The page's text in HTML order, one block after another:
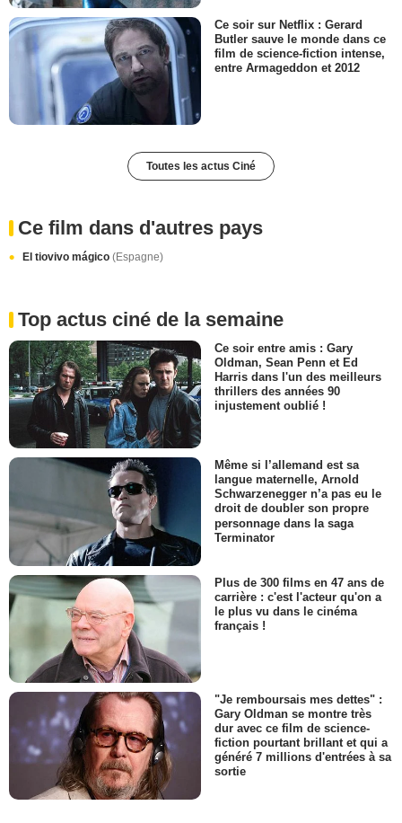
Ce soir sur Netflix : Gerard
Butler sauve le monde dans ce
film de science-fiction intense,
entre Armageddon et 2012
Toutes les actus Ciné
Ce film dans d'autres pays
El tiovivo mágico (Espagne)
Top actus ciné de la semaine
Ce soir entre amis : Gary
Oldman, Sean Penn et Ed
Harris dans l'un des meilleurs
thrillers des années 90
injustement oublié !
Même si l’allemand est sa
langue maternelle, Arnold
Schwarzenegger n’a pas eu le
droit de doubler son propre
personnage dans la saga
Terminator
Plus de 300 films en 47 ans de
carrière : c'est l'acteur qu'on a
le plus vu dans le cinéma
français !
"Je remboursais mes dettes" :
Gary Oldman se montre très
dur avec ce film de science-
fiction pourtant brillant et qui a
généré 7 millions d'entrées à sa
sortie